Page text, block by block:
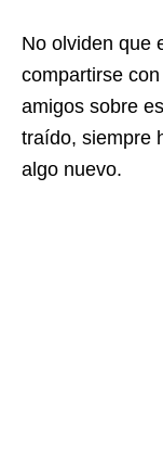
No olviden que
compartirse
amigos sobre
traído, siempre
algo nuevo.